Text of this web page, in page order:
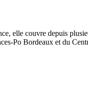
elle couvre depuis
Po Bordeaux et du